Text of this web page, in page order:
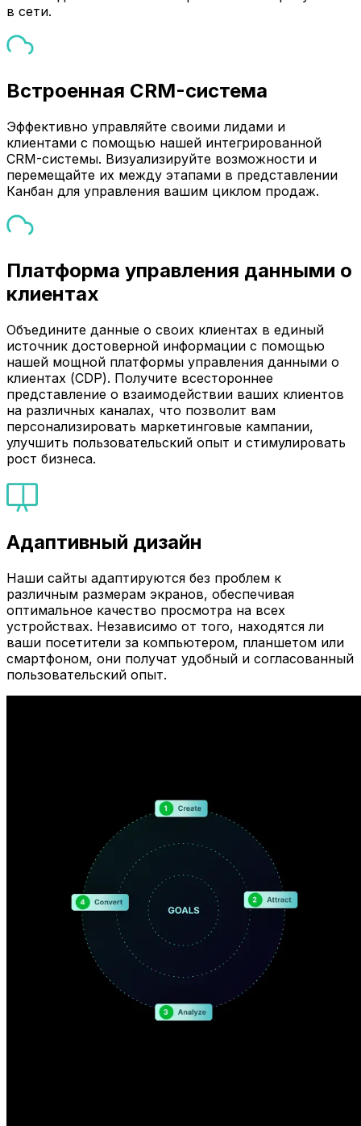
в сети.
Встроенная CRM-система
Эффективно управляйте своими лидами и
клиентами с помощью нашей интегрированной
CRM-системы. Визуализируйте возможности и
перемещайте их между этапами в представлении
Канбан для управления вашим циклом продаж.
Платформа управления данными о
клиентах
Объедините данные о своих клиентах в единый
источник достоверной информации с помощью
нашей мощной платформы управления данными о
клиентах (CDP). Получите всестороннее
представление о взаимодействии ваших клиентов
на различных каналах, что позволит вам
персонализировать маркетинговые кампании,
улучшить пользовательский опыт и стимулировать
рост бизнеса.
Адаптивный дизайн
Наши сайты адаптируются без проблем к
различным размерам экранов, обеспечивая
оптимальное качество просмотра на всех
устройствах. Независимо от того, находятся ли
ваши посетители за компьютером, планшетом или
смартфоном, они получат удобный и согласованный
пользовательский опыт.